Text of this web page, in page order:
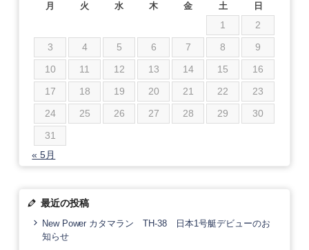
月 火 水 木 金 土 日
1
2
3
4 5 6 7 8
9
10
11 12 13 14 15
16
17
18 19 20 21 22
23
24
25 26 27 28 29
30
31
« 5月
最近の投稿
New Power カタマラン TH-38 日本1号艇デビューのお
知らせ